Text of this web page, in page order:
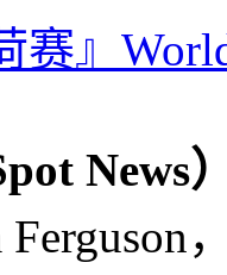
赛』
News